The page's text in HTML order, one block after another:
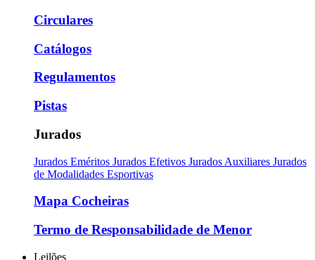
Circulares
Catálogos
Regulamentos
Pistas
Jurados
Jurados Eméritos Jurados Efetivos Jurados Auxiliares Jurados
de Modalidades Esportivas
Mapa Cocheiras
Termo de Responsabilidade de Menor
Leilões